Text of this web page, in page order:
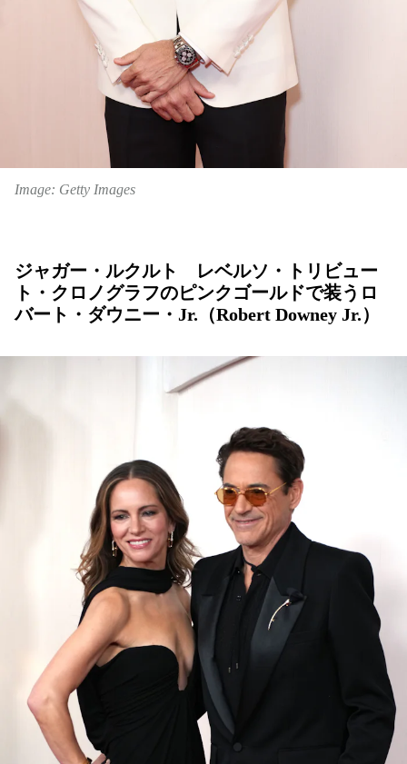
Image: Getty Images
ジャガー・ルクルト レベルソ・トリビュー
ト・クロノグラフのピンクゴールドで装うロ
バート・ダウニー・Jr.（Robert Downey Jr.）